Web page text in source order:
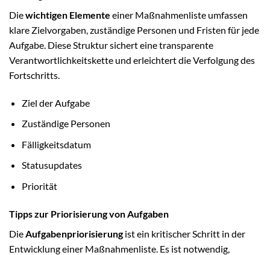
Diewichtigen Elemente einer Maßnahmenliste umfassen
klare Zielvorgaben, zuständige Personen und Fristen für jede
Aufgabe. Diese Struktur sichert eine transparente
Verantwortlichkeitskette und erleichtert die Verfolgung des
Fortschritts.
Ziel der Aufgabe
Zuständige Personen
Fälligkeitsdatum
Statusupdates
Priorität
Tipps zur Priorisierung von Aufgaben
Die Aufgabenpriorisierungist ein kritischer Schritt in der
Entwicklung einer Maßnahmenliste. Es ist notwendig,